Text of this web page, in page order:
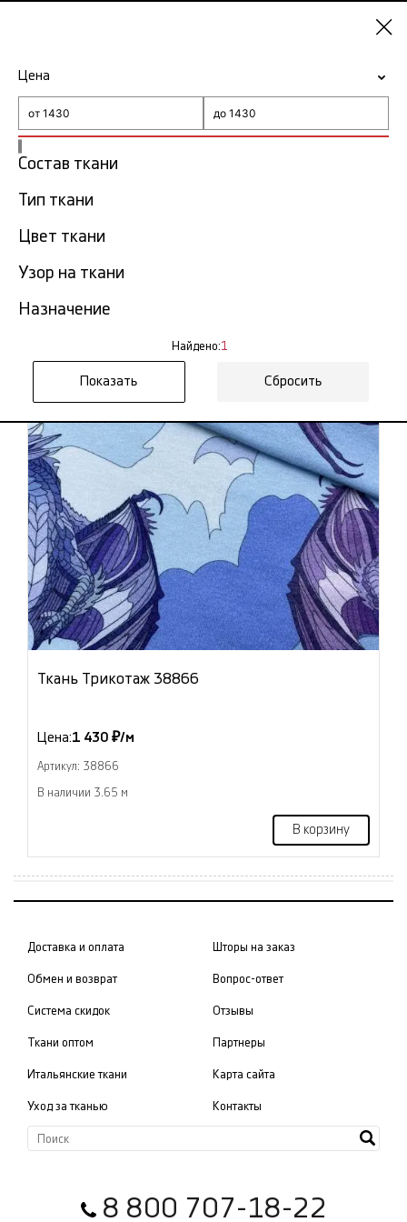
ГлавнаяТкань кулирка
Ткань кулирка в Казани
Показать все
Цена
Состав ткани
Тип ткани
Цвет ткани
Узор на ткани
Назначение
Найдено:1
Сбросить
Ткань Трикотаж 38866
Цена:1 430 ₽/м
Артикул: 38866
В наличии 3.65 м
В корзину
Доставка и оплата
Обмен и возврат
Система скидок
Ткани оптом
Итальянские ткани
Уход за тканью
Шторы на заказ
Вопрос-ответ
Отзывы
Партнеры
Карта сайта
Контакты
8 800 707-18-22